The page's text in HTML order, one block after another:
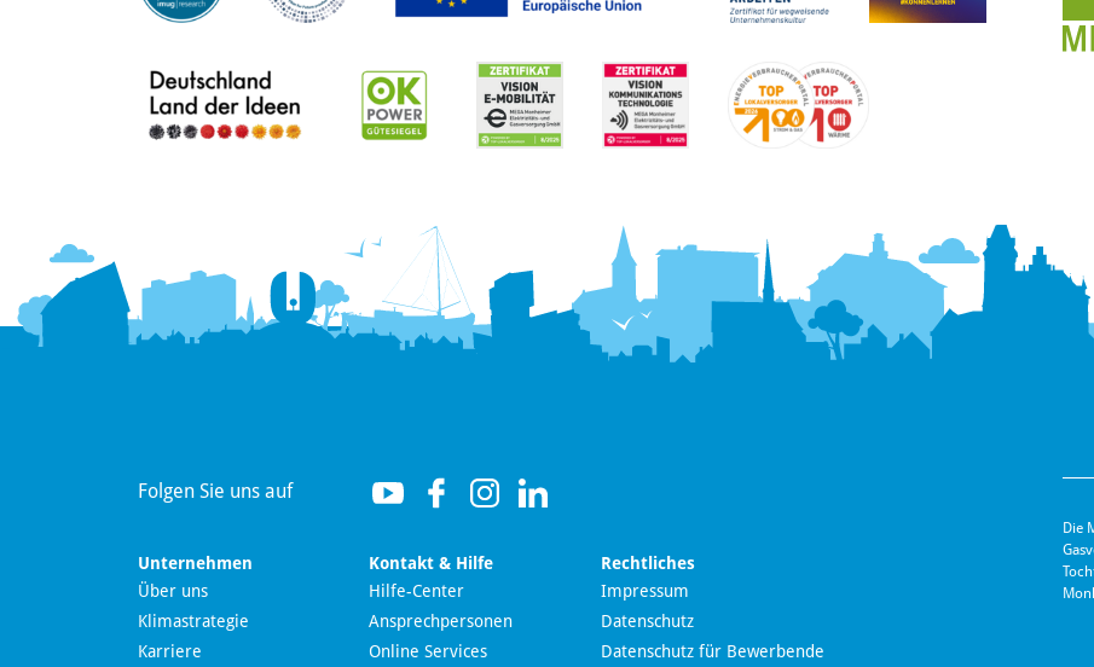
Folgen Sie uns auf
Unternehmen
Über uns
Klimastrategie
Karriere
Kontakt & Hilfe
Hilfe-Center
Ansprechpersonen
Online Services
Rechtliches
Impressum
Datenschutz
Datenschutz für Bewerbende
Die
Wir nutzen Langdock zur Bereitstellung eines KI-
Chatbots. Mit dem Laden des Chatbots erklären Sie